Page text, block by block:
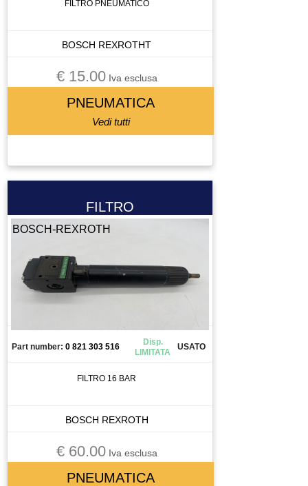
FILTRO PNEUMATICO
BOSCH REXROTHT
€ 15.00Iva esclusa
PNEUMATICA
Vedi tutti
FILTRO
BOSCH-REXROTH
Part number: 0 821 303 516
Disp.
LIMITATA
USATO
FILTRO 16 BAR
BOSCH REXROTH
€ 60.00Iva esclusa
PNEUMATICA